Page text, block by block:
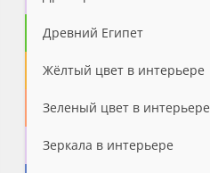
Древний Египет
Жёлтый цвет в интерьере
Зеленый цвет в интерьере
Зеркала в интерьере